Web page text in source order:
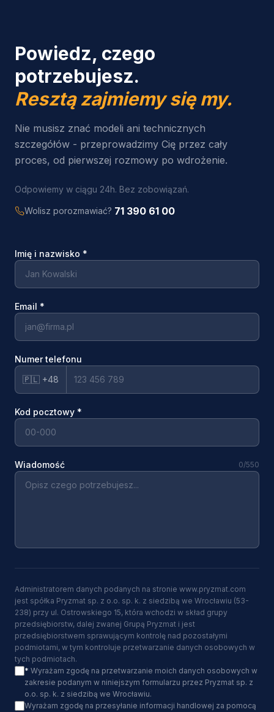
Powiedz, czego
potrzebujesz.
Resztą zajmiemy się my.
Nie musisz znać modeli ani technicznych
szczegółów - przeprowadzimy Cię przez cały
proces, od pierwszej rozmowy po wdrożenie.
Odpowiemy w ciągu 24h. Bez zobowiązań.
Wolisz porozmawiać? 71 390 61 00
Imię i nazwisko *
Email *
Numer telefonu
🇵🇱 +48
Kod pocztowy *
Wiadomość 0/550
Administratorem danych podanych na stronie www.pryzmat.com
jest spółka Pryzmat sp. z o.o. sp. k. z siedzibą we Wrocławiu (53-
238) przy ul. Ostrowskiego 15, która wchodzi w skład grupy
przedsiębiorstw, dalej zwanej Grupą Pryzmat i jest
przedsiębiorstwem sprawującym kontrolę nad pozostałymi
podmiotami, w tym kontroluje przetwarzanie danych osobowych w
tych podmiotach.
* Wyrażam zgodę na przetwarzanie moich danych osobowych w
zakresie podanym w niniejszym formularzu przez Pryzmat sp. z
o.o. sp. k. z siedzibą we Wrocławiu.
Wyrażam zgodę na przesyłanie informacji handlowej za pomocą